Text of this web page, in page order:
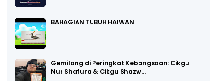
BAHAGIAN TUBUH HAIWAN
Gemilang di Peringkat Kebangsaan: Cikgu
Nur Shafura & Cikgu Shazw…